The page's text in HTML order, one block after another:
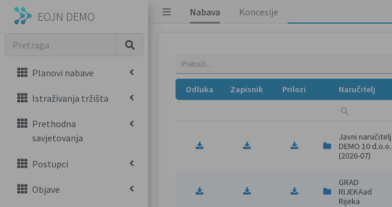
Nabava Koncesije
EOJN DEMO
Planovi nabave
Istraživanja tržišta
Prethodna
savjetovanja
Postupci
Objave
Odluka Zapisnik Prilozi DetaljNaručitelj
Javni naručitelj
DEMO 10 d.o.o.
(2026-07)
GRAD
RIJEKAad
Rijeka